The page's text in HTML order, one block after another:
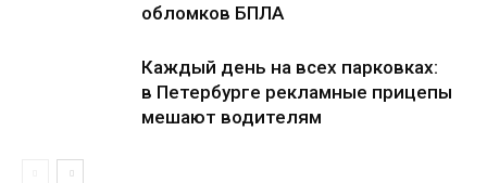
обломков БПЛА
Каждый день на всех парковках:
в Петербурге рекламные прицепы
мешают водителям